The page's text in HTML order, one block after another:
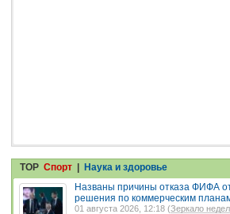
TOP Спорт | Наука и здоровье
Названы причины отказа ФИФА
решения по коммерческим
01 августа 2026, 12:18 (Зеркало